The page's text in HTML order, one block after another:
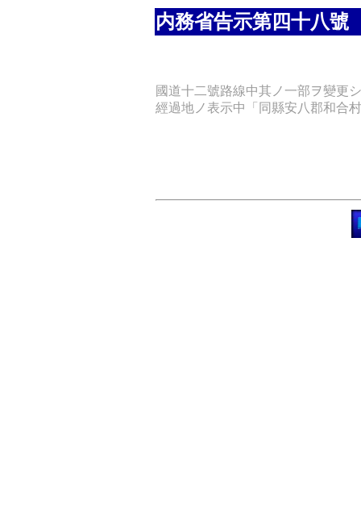
内務省告示第四十八號
國道十二號路線中其ノ一部ヲ變更シ
經過地ノ表示中「同縣安八郡和合